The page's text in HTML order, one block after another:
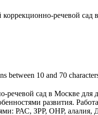
речевой сад в
between 10 and 70
речевой сад в Москве для
развития.
РАС, ЗРР, ОНР, алалия,